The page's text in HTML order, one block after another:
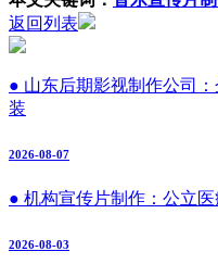
返回列表
● 山东后期影视制作公司
装
2026-08-07
● 机构宣传片制作：公立
2026-08-03